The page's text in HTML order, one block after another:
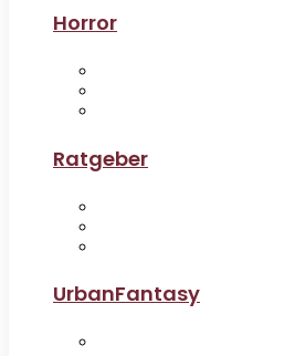
Horror
Ratgeber
UrbanFantasy